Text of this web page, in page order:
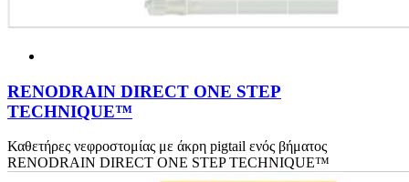
RENODRAIN DIRECT ONE STEP
TECHNIQUE™
Καθετήρες νεφροστομίας με άκρη pigtail ενός βήματος
RENODRAIN DIRECT ONE STEP TECHNIQUE™